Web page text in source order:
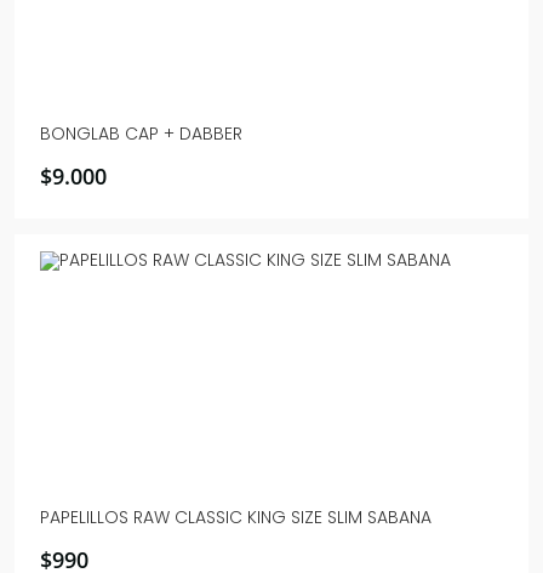
BONGLAB CAP + DABBER
$9.000
PAPELILLOS RAW CLASSIC KING SIZE SLIM SABANA
$990